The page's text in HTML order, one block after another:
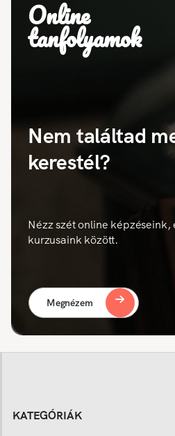
Online
tanfolyamok
Nem találtad
kerestél?
Nézz szét online képzéseink,
kurzusaink között.
Megnézem
KATEGÓRIÁK